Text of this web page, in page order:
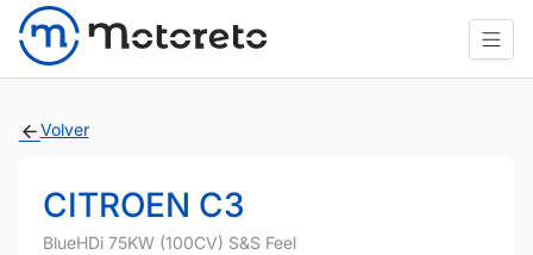
Volver
CITROEN C3
BlueHDi 75KW (100CV) S&S Feel